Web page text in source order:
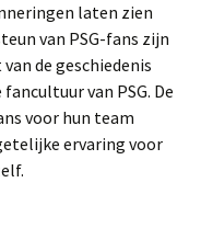
laten zien
van PSG-fans zijn
de geschiedenis
van PSG. De
voor hun team
ervaring voor